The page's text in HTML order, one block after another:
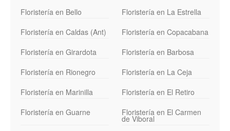
Floristería en Bello
Floristería en La Estrella
Floristería en Caldas (Ant)
Floristería en Copacabana
Floristería en Girardota
Floristería en Barbosa
Floristería en Rionegro
Floristería en La Ceja
Floristería en Marinilla
Floristería en El Retiro
Floristería en Guarne
Floristería en El Carmen
de Viboral